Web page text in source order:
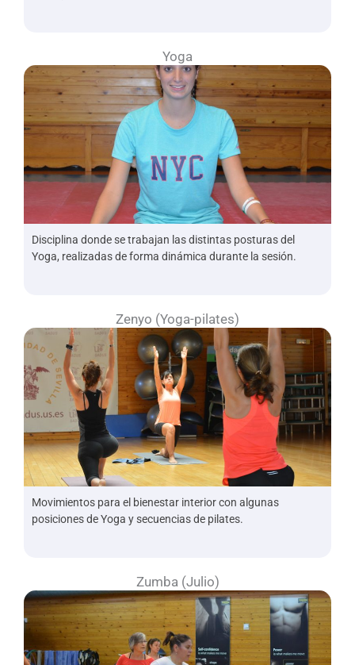
Yoga
Disciplina donde se trabajan las distintas posturas del
Yoga, realizadas de forma dinámica durante la sesión.
Zenyo (Yoga-pilates)
Movimientos para el bienestar interior con algunas
posiciones de Yoga y secuencias de pilates.
Zumba (Julio)